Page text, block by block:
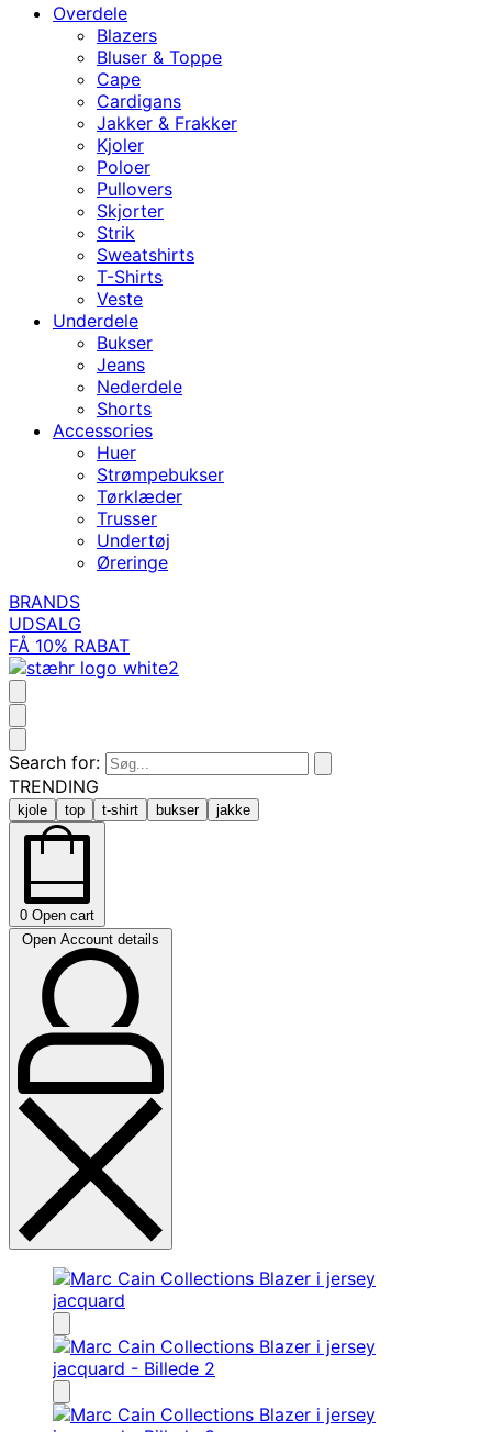
Overdele
Blazers
Bluser & Toppe
Cape
Cardigans
Jakker & Frakker
Kjoler
Poloer
Pullovers
Skjorter
Strik
Sweatshirts
T-Shirts
Veste
Underdele
Bukser
Jeans
Nederdele
Shorts
Accessories
Huer
Strømpebukser
Tørklæder
Trusser
Undertøj
Øreringe
BRANDS
UDSALG
FÅ 10% RABAT
Search for:
TRENDING
kjole top t-shirt bukser jakke
0 Open cart
Open Account details